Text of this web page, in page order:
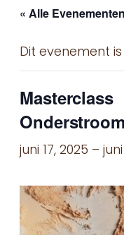
« Alle Evenementen
Dit evenement
Masterclass
juni 17, 2025 –